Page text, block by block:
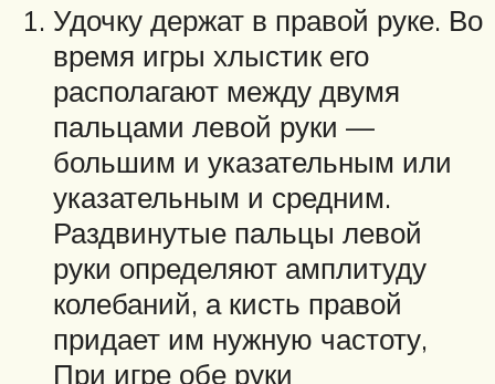
Удочку держат в правой руке. Во
время игры хлыстик его
располагают между двумя
пальцами ле­вой руки —
большим и указательным или
указательным и средним.
Раздви­нутые пальцы левой
руки определяют амплитуду
колебаний, а кисть правой
придает им нужную частоту,
При игре обе руки